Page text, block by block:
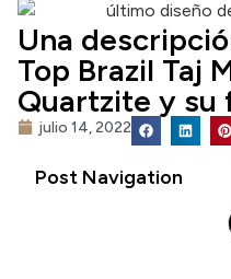
Una
Top Brazil Taj
Quartzite y su
julio 14, 2022
Post Navigation